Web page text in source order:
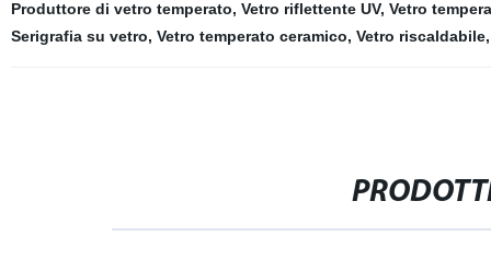
Produttore di vetro temperato, Vetro riflettente UV, Vetro
Serigrafia su vetro, Vetro temperato ceramico, Vetro riscaldabile